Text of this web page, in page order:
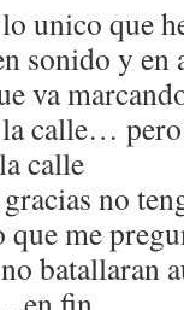
unico que
sonido y en
va
calle…
calle
no
me
batallaran